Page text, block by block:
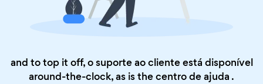
and to top it off, o suporte ao cliente está disponível
around-the-clock, as is thecentro de ajuda .